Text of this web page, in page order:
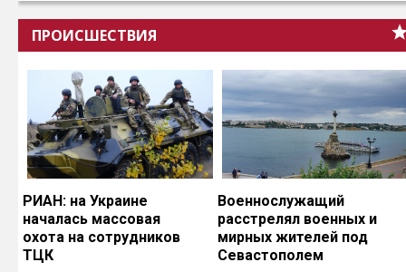
ПРОИСШЕСТВИЯ
РИАН: на Украине
началась массовая
охота на сотрудников
ТЦК
Военнослужащий
расстрелял военных и
мирных жителей под
Севастополем